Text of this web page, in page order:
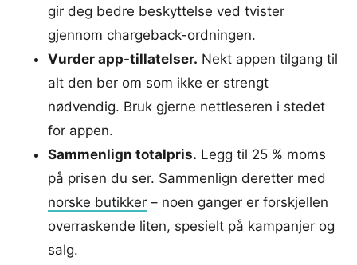
gir deg bedre beskyttelse ved tvister
gjennom chargeback-ordningen.
Vurder app-tillatelser. Nekt appen tilgang til
alt den ber om som ikke er strengt
nødvendig. Bruk gjerne nettleseren i stedet
for appen.
Sammenlign totalpris. Legg til 25 % moms
på prisen du ser. Sammenlign deretter med
norske butikker – noen ganger er forskjellen
overraskende liten, spesielt på kampanjer og
salg.